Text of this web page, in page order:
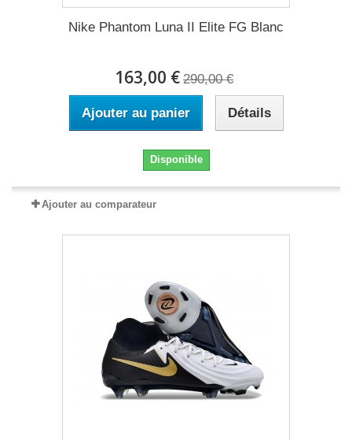
Nike Phantom Luna II Elite FG Blanc
163,00 € 290,00 €
Ajouter au panier Détails
Disponible
Ajouter au comparateur